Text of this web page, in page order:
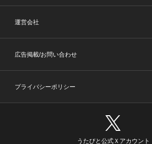
運営会社
広告掲載/お問い合わせ
プライバシーポリシー
うたびと公式Ｘアカウント